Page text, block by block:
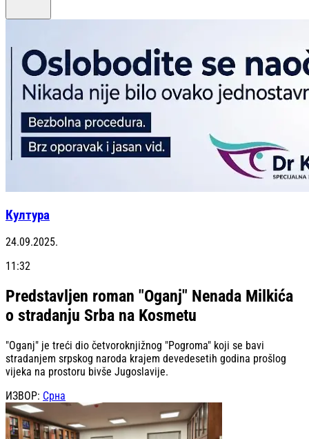
Култура
24.09.2025.
11:32
Predstavljen roman "Oganj" Nenada Milkića
o stradanju Srba na Kosmetu
"Oganj" je treći dio četvoroknjižnog "Pogroma" koji se bavi
stradanjem srpskog naroda krajem devedesetih godina prošlog
vijeka na prostoru bivše Jugoslavije.
ИЗВОР: Срна